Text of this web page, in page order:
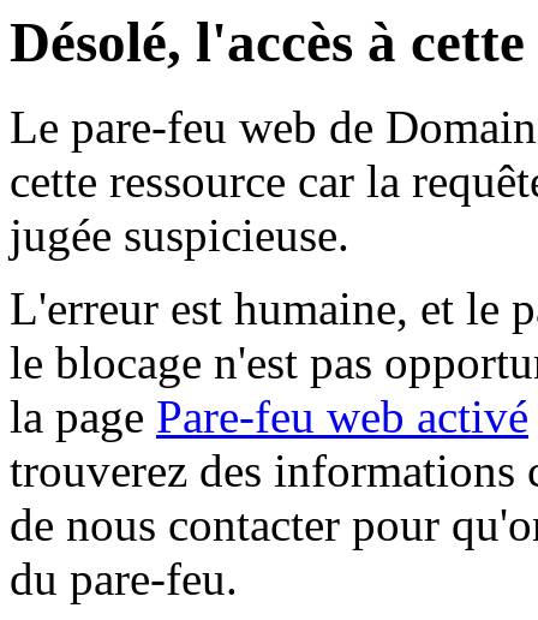
Désolé, l'accès à
Le pare-feu web de
cette ressource car la
jugée suspicieuse.
L'erreur est humaine, et le
le blocage n'est pas
la page Pare-feu web activé
trouverez des informations
de nous contacter pour
du pare-feu.